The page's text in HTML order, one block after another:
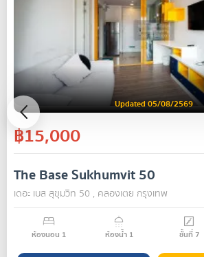
Updated 05/08/2569
฿15,000
The Base Sukhumvit 50
เดอะ เบส สุขุมวิท 50 , คลองเตย กรุงเทพ
ห้องนอน 1 ห้องน้ำ 1 ชั้นที่ 7